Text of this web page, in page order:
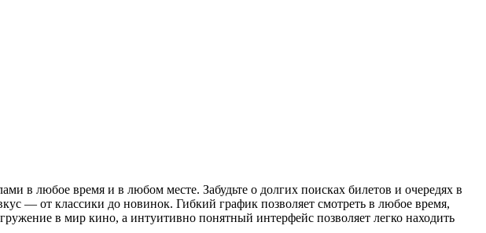
любое время и в любом месте. Забудьте о долгих поисках билетов и очередях в
— от классики до новинок. Гибкий график позволяет смотреть в любое время,
в мир кино, а интуитивно понятный интерфейс позволяет легко находить